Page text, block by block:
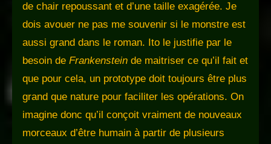
de chair repoussant et d’une taille exagérée. Je
dois avouer ne pas me souvenir si le monstre est
aussi grand dans le roman. Ito le justifie par le
besoin de Frankenstein de maitriser ce qu’il fait et
que pour cela, un prototype doit toujours être plus
grand que nature pour faciliter les opérations. On
imagine donc qu’il conçoit vraiment de nouveaux
morceaux d’être humain à partir de plusieurs